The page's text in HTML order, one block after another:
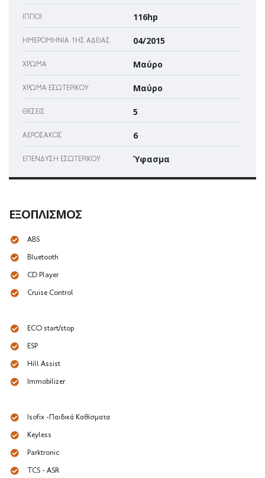
ΊΠΠΟΙ 116hp
ΗΜΕΡΟΜΗΝΊΑ 1ΗΣ ΆΔΕΙΑΣ 04/2015
ΧΡΏΜΑ Μαύρο
ΧΡΏΜΑ ΕΣΩΤΕΡΙΚΟΎ Μαύρο
ΘΈΣΕΙΣ 5
ΑΕΡΌΣΑΚΌΣ 6
ΕΠΈΝΔΥΣΗ ΕΣΩΤΕΡΙΚΟΎ Ύφασμα
ΕΞΟΠΛΙΣΜΌΣ
ABS
Bluetooth
CD Player
Cruise Control
ECO start/stop
ESP
Hill Assist
Immobilizer
Isofix -Παιδικά Καθίσματα
Keyless
Parktronic
TCS - ASR